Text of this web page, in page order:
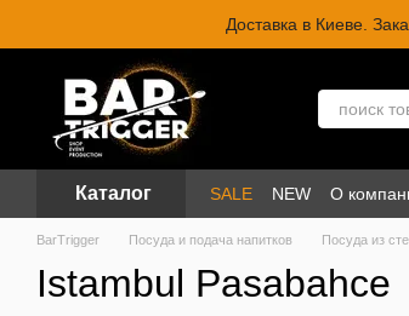
Перейти к основному контентуДоставка в Киеве.
Каталог SALE NEW О
BarTrigger Посуда и подача напитков Посуда из
Istambul Pasabahce